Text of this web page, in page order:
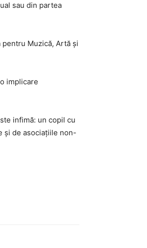
sau din partea
Muzică, Artă și
implicare
infimă: un copil cu
și de asociațiile non-